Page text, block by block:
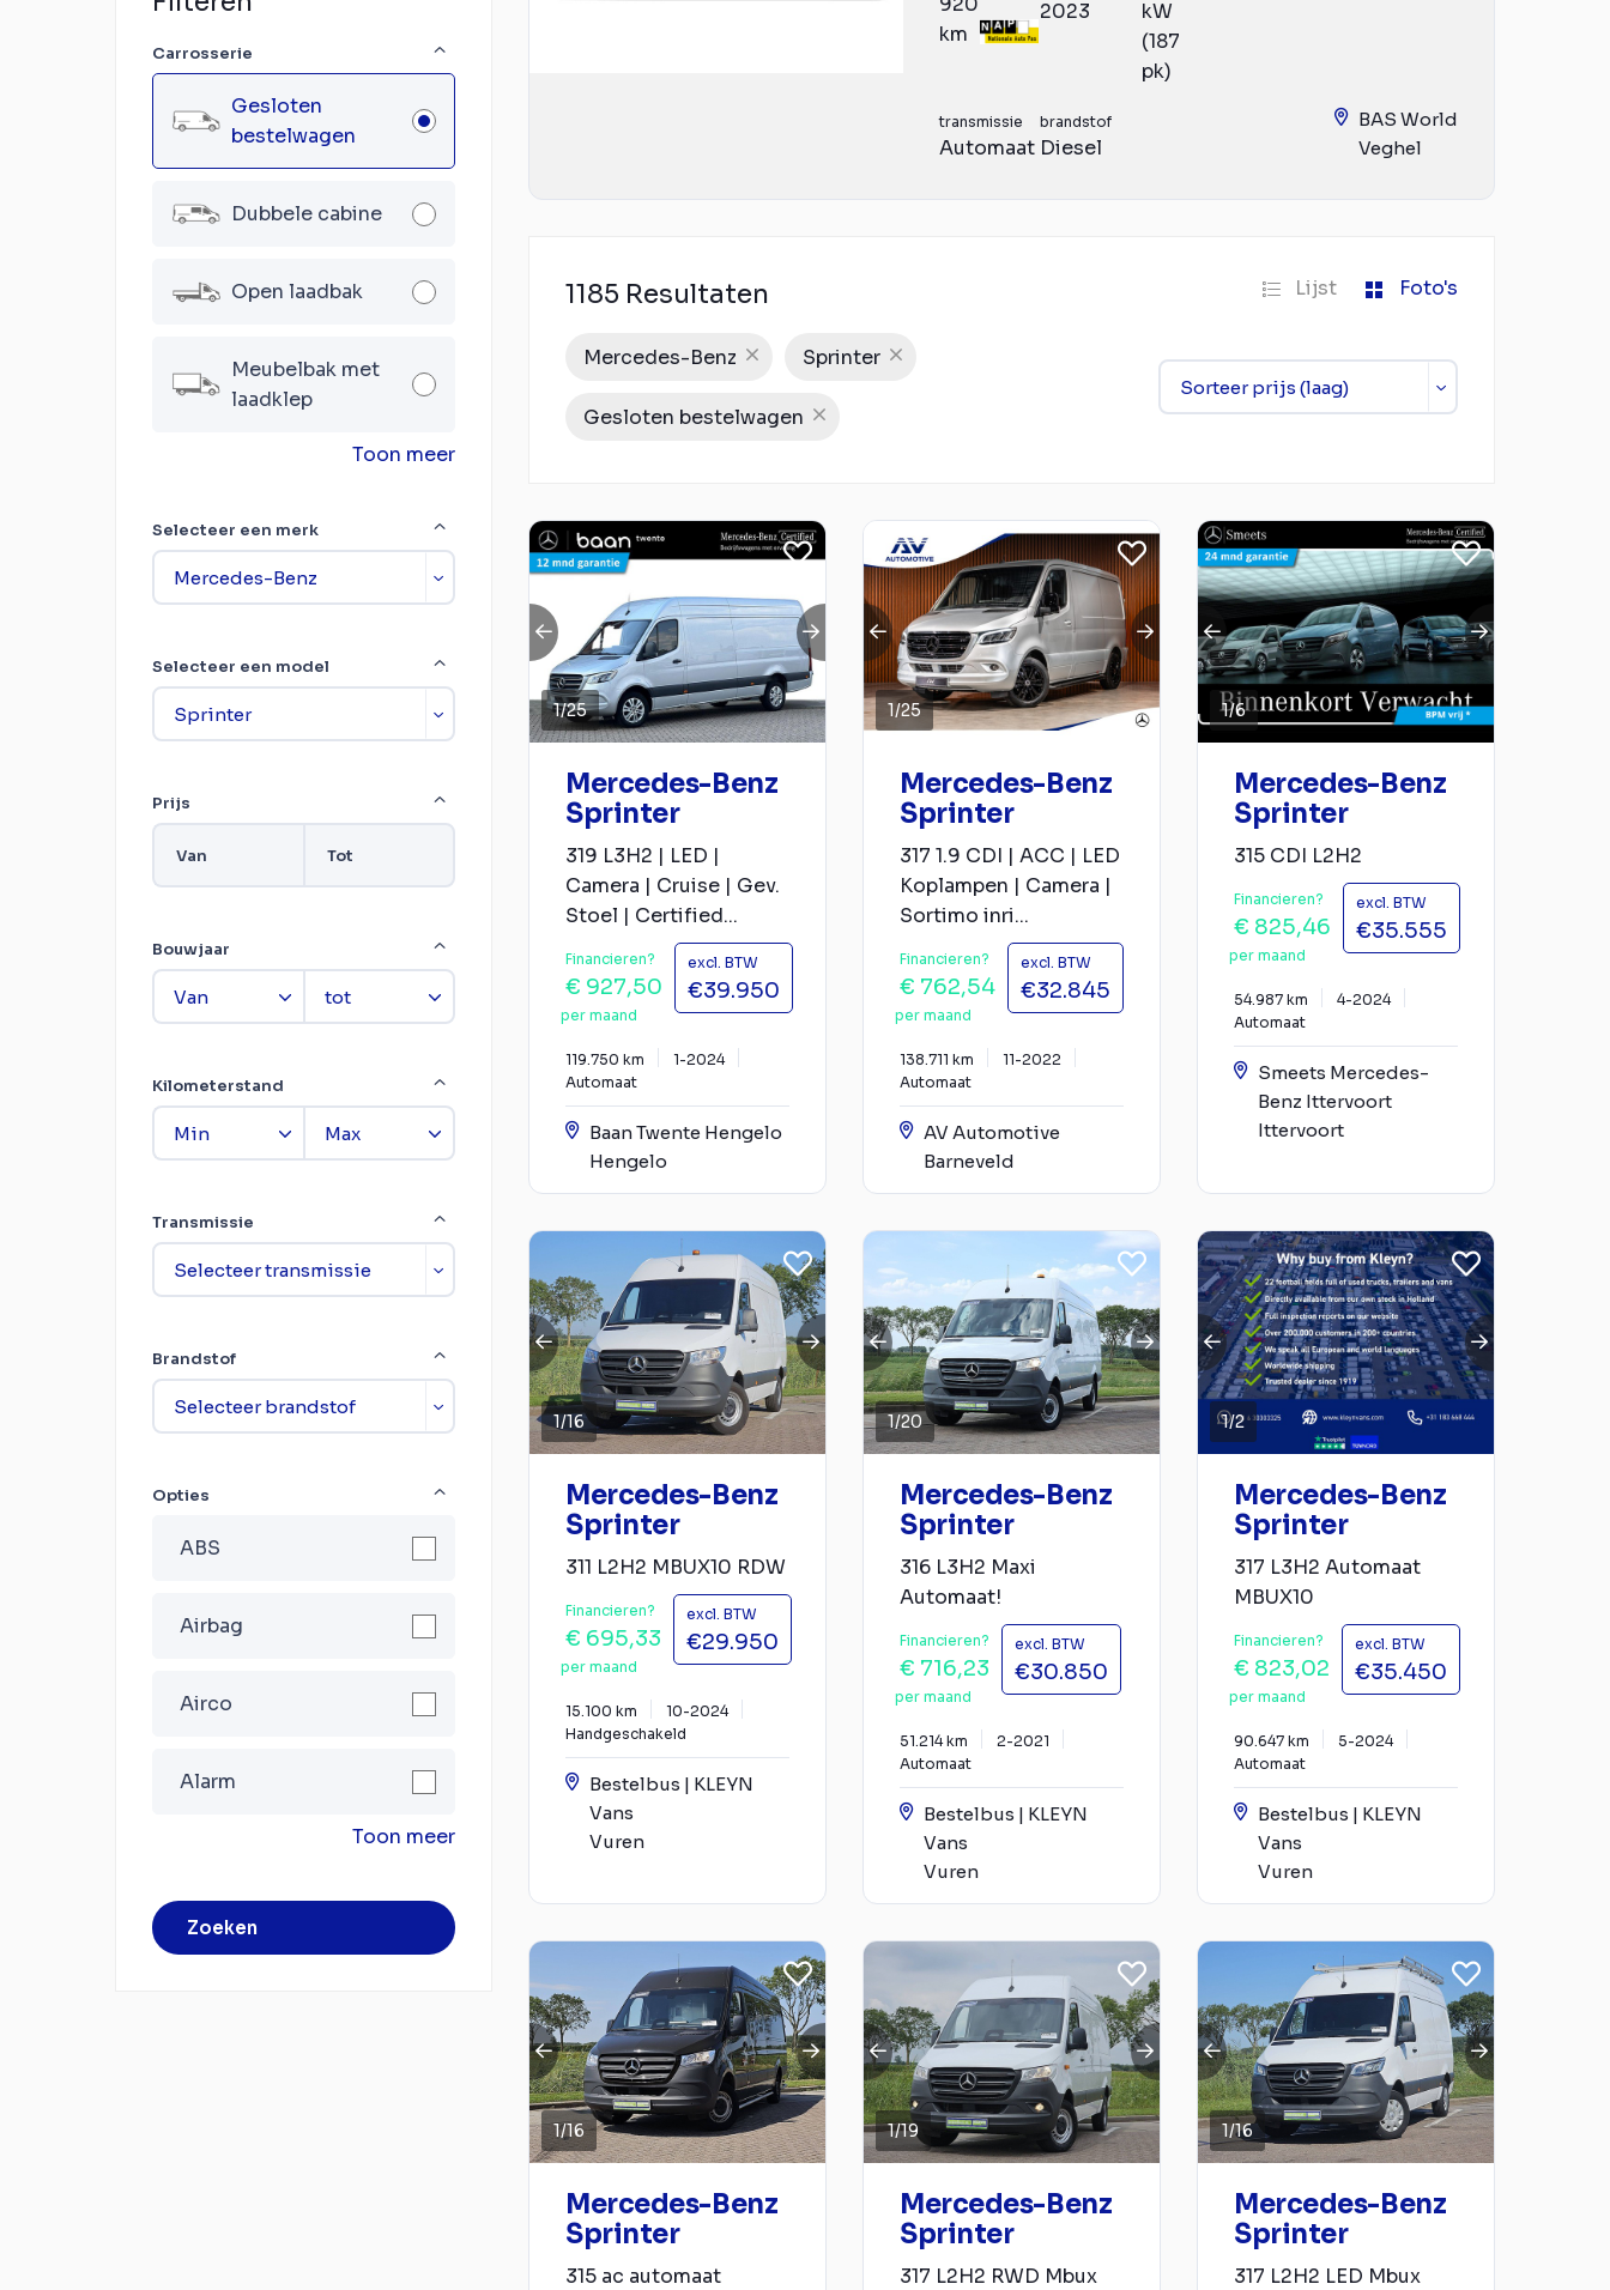
Carrosserie
Gesloten
bestelwagen
Dubbele cabine
Open laadbak
Meubelbak met
laadklep
Toon meer
Selecteer een merk
Selecteer een model
Prijs
Van Tot
Bouwjaar
Kilometerstand
Transmissie
Brandstof
Opties
ABS
Airbag
Airco
Alarm
Toon meer
Zoeken
km
2023
kW
(187
pk)
transmissie
Automaat
brandstof
Diesel
BAS World
Veghel
1185 Resultaten Lijst Foto's
Mercedes-Benz Sprinter
Gesloten bestelwagen
1/25
Mercedes-Benz
Sprinter
319 L3H2 | LED |
Camera | Cruise | Gev.
Stoel | Certified...
Financieren?
€ 927,50
per maand
excl. BTW
€39.950
119.750 km
1-2024
Automaat
Baan Twente Hengelo
Hengelo
1/25
Mercedes-Benz
Sprinter
317 1.9 CDI | ACC | LED
Koplampen | Camera |
Sortimo inri...
Financieren?
€ 762,54
per maand
excl. BTW
€32.845
138.711 km
11-2022
Automaat
AV Automotive
Barneveld
1/6
Mercedes-Benz
Sprinter
315 CDI L2H2
Financieren?
€ 825,46
per maand
excl. BTW
€35.555
54.987 km
4-2024
Automaat
Smeets Mercedes-
Benz Ittervoort
Ittervoort
1/16
Mercedes-Benz
Sprinter
311 L2H2 MBUX10 RDW
Financieren?
€ 695,33
per maand
excl. BTW
€29.950
15.100 km
10-2024
Handgeschakeld
Bestelbus | KLEYN
Vans
Vuren
1/20
Mercedes-Benz
Sprinter
316 L3H2 Maxi
Automaat!
Financieren?
€ 716,23
per maand
excl. BTW
€30.850
51.214 km
2-2021
Automaat
Bestelbus | KLEYN
Vans
Vuren
1/2
Mercedes-Benz
Sprinter
317 L3H2 Automaat
MBUX10
Financieren?
€ 823,02
per maand
excl. BTW
€35.450
90.647 km
5-2024
Automaat
Bestelbus | KLEYN
Vans
Vuren
1/16
Mercedes-Benz
Sprinter
315 ac automaat
1/19
Mercedes-Benz
Sprinter
317 L2H2 RWD Mbux
1/16
Mercedes-Benz
Sprinter
317 L2H2 LED Mbux